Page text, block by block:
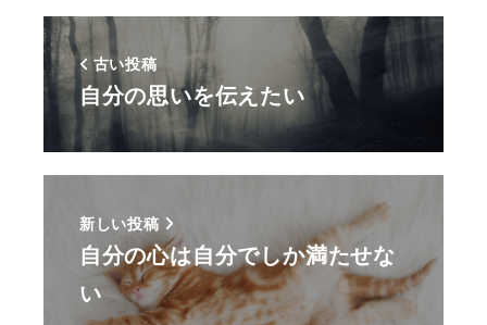
古い投稿
自分の思いを伝えたい
新しい投稿
自分の心は自分でしか満たせな
い